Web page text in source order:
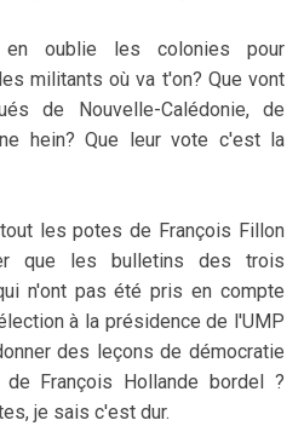
oublie les colonies pour
militants où va t'on? Que vont
de Nouvelle-Calédonie, de
hein? Que leur vote c'est la
les potes de François Fillon
que les bulletins des trois
n'ont pas été pris en compte
à la présidence de l'UMP
des leçons de démocratie
François Hollande bordel ?
je sais c'est dur.